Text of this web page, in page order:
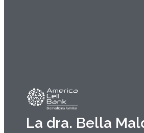
La dra. Bella